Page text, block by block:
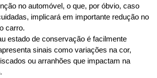
no automóvel, o que, por óbvio, caso
implicará em importante redução no
carro.
estado de conservação é facilmente
sinais como variações na cor,
ou arranhões que impactam na